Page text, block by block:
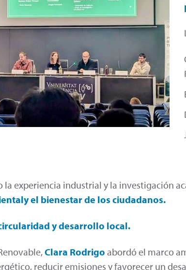
la experiencia industrial y la investigación
y el bienestar de los ciudadanos.
y desarrollo local.
Clara Rodrigo abordó el marco
reducir emisiones y favorecer un